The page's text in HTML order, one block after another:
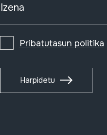
Izena
Pribatutasun politika
Harpidetu